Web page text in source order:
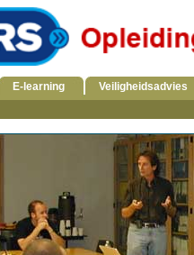
E-learning Veiligheidsadvies